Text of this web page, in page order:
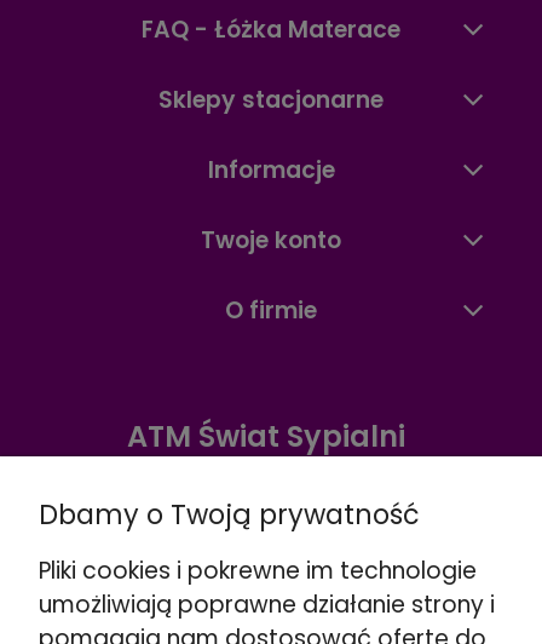
FAQ - Łóżka Materace
Sklepy stacjonarne
Informacje
Twoje konto
O firmie
ATM Świat Sypialni
☎️+48 888 732 669
Warszawa ul. Puławska 280
☎️
+48 662 901 048
Dbamy o Twoją prywatność
Pliki cookies i pokrewne im technologie
umożliwiają poprawne działanie strony i